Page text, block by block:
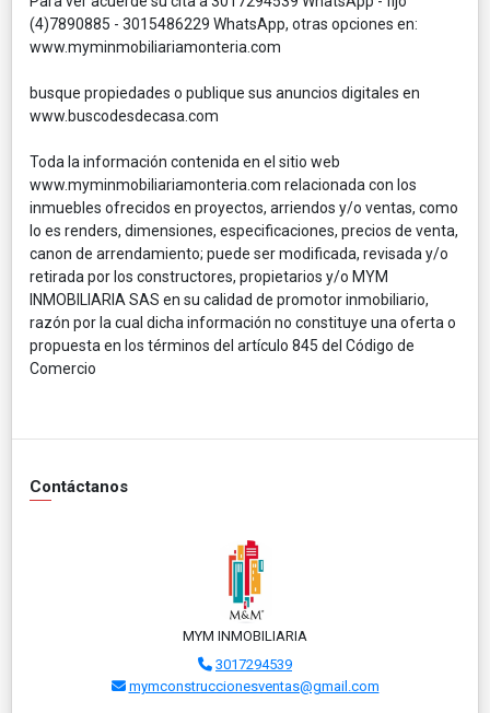
(4)7890885 - 3015486229 WhatsApp, otras opciones en:
www.myminmobiliariamonteria.com
busque propiedades o publique sus anuncios digitales en
www.buscodesdecasa.com
Toda la información contenida en el sitio web
www.myminmobiliariamonteria.com relacionada con los
inmuebles ofrecidos en proyectos, arriendos y/o ventas, como
lo es renders, dimensiones, especificaciones, precios de venta,
canon de arrendamiento; puede ser modificada, revisada y/o
retirada por los constructores, propietarios y/o MYM
INMOBILIARIA SAS en su calidad de promotor inmobiliario,
razón por la cual dicha información no constituye una oferta o
propuesta en los términos del artículo 845 del Código de
Comercio
Contáctanos
MYM INMOBILIARIA
3017294539
mymconstruccionesventas@gmail.com